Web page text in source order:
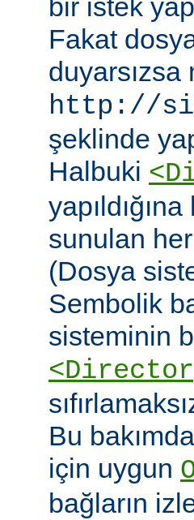
bir istek
Fakat
duyarsızsa
http://
şeklinde
Halbuki
sunulan
(Dosya
Sembolik
sisteminin
Bu
için uygun
bağların